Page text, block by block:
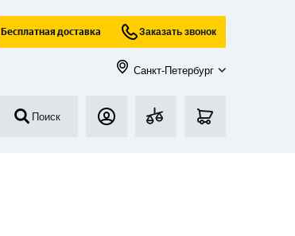
Бесплатная доставка Заказать звонок
Санкт-Петербург
Поиск